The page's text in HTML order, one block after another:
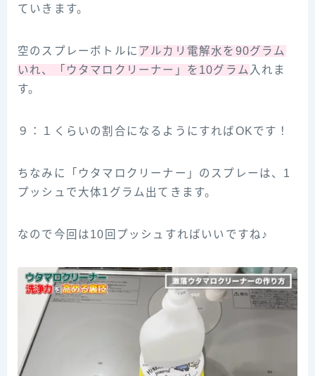
ていきます。
空のスプレーボトルに アルカリ電解水を90グラム
いれ、「ウタマロクリーナー」を10グラム 入れま
す。
９：１くらいの割合になるようにすればOKです！
ちなみに「ウタマロクリーナー」のスプレーは、1
プッシュで大体1グラム出てきます。
なので今回は10回プッシュすればいいですね♪